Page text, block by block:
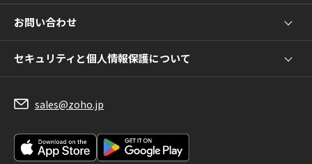
お問い合わせ
セキュリティと個人情報保護について
sales@zoho.jp